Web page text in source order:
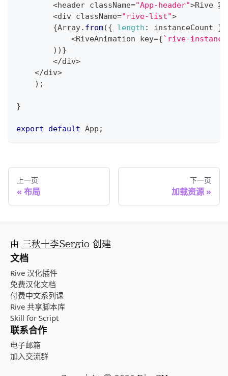
<header className="App-header">Rive 实
<div className="rive-list">
{Array. from({ length : instanceCount }
<RiveAnimation key={ ` rive-
) ) }
</div>
</div>
) ;
}
export default App ;
上一页
布局
下一页
加载资源
由 三秋十李Sergio 创建
文档
Rive 汉化插件
免费汉化文档
付费中文系列课
Rive 共享脚本库
Skill for Script
联系合作
电子邮箱
加入交流群